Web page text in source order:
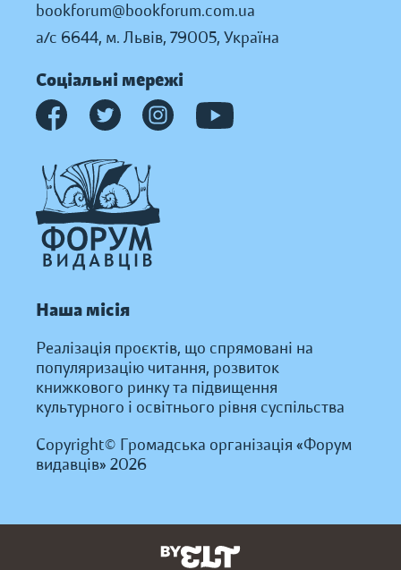
bookforum@bookforum.com.ua
а/с 6644, м. Львів, 79005, Україна
Соціальні мережі
Наша місія
Реалізація проєктів, що спрямовані на
популяризацію читання, розвиток
книжкового ринку та підвищення
культурного і освітнього рівня суспільства
Copyright© Громадська організація «Форум
видавців» 2026